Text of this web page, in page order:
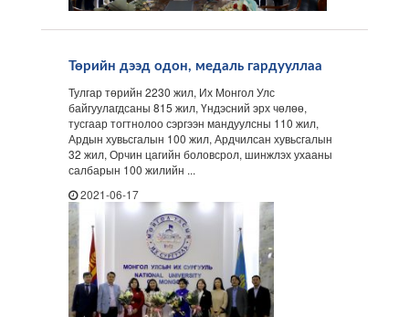
Төрийн дээд одон, медаль гардууллаа
Тулгар төрийн 2230 жил, Их Монгол Улс
байгуулагдсаны 815 жил, Үндэсний эрх чөлөө,
тусгаар тогтнолоо сэргээн мандуулсны 110 жил,
Ардын хувьсгалын 100 жил, Ардчилсан хувьсгалын
32 жил, Орчин цагийн боловсрол, шинжлэх ухааны
салбарын 100 жилийн ...
2021-06-17